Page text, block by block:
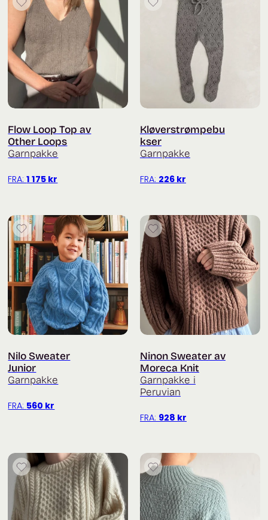
Flow Loop Top av
Other Loops
Garnpakke
FRA:1 175 kr
Kløverstrømpebu
kser
Garnpakke
FRA: 226 kr
Nilo Sweater
Junior
Garnpakke
FRA: 560 kr
Ninon Sweater av
Moreca Knit
Garnpakke i
Peruvian
FRA: 928 kr